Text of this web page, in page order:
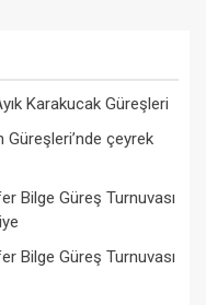
Karakucak Güreşleri
Güreşleri’nde çeyrek
Bilge Güreş Turnuvası
Bilge Güreş Turnuvası